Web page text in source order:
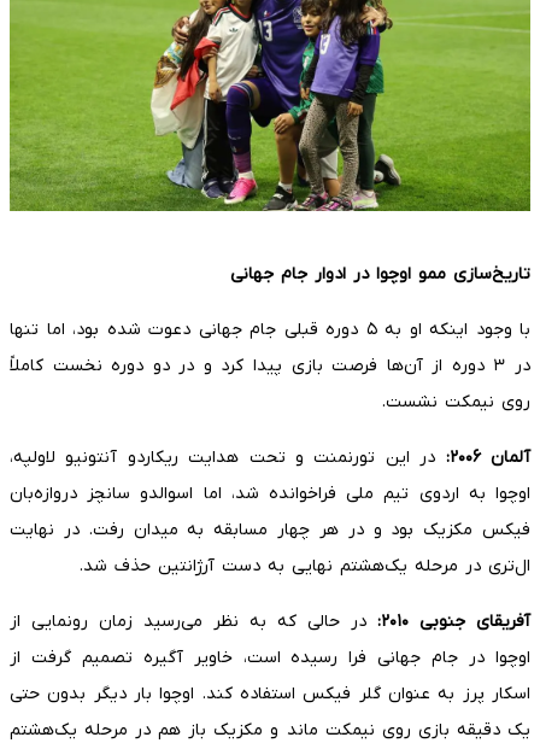
تاریخ‌سازی ممو اوچوا در ادوار جام جهانی
با وجود اینکه او به ۵ دوره قبلی جام جهانی دعوت شده بود، اما تنها
در ۳ دوره از آن‌ها فرصت بازی پیدا کرد و در دو دوره نخست کاملاً
روی نیمکت نشست.
آلمان۲۰۰۶: در این تورنمنت و تحت هدایت ریکاردو آنتونیو لاولپه،
اوچوا به اردوی تیم ملی فراخوانده شد، اما اسوالدو سانچز دروازه‌بان
فیکس مکزیک بود و در هر چهار مسابقه به میدان رفت. در نهایت
ال‌تری در مرحله یک‌هشتم نهایی به دست آرژانتین حذف شد.
آفریقای جنوبی ۲۰۱۰: در حالی که به نظر می‌رسید زمان رونمایی از
اوچوا در جام جهانی فرا رسیده است، خاویر آگیره تصمیم گرفت از
اسکار پرز به عنوان گلر فیکس استفاده کند. اوچوا بار دیگر بدون حتی
یک دقیقه بازی روی نیمکت ماند و مکزیک باز هم در مرحله یک‌هشتم